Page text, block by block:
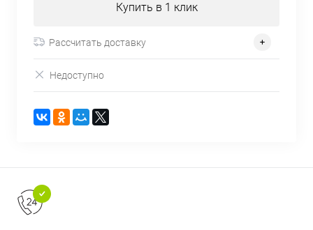
Купить в 1 клик
Рассчитать доставку
Недоступно